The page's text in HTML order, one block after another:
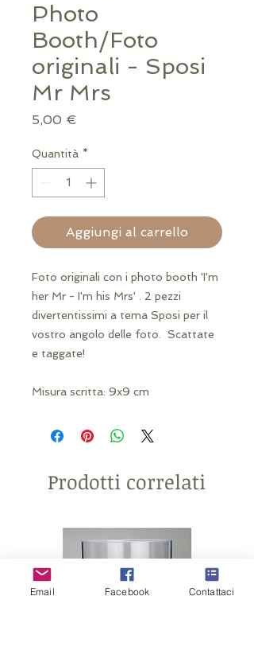
Photo
Booth/Foto
originali - Sposi
Mr Mrs
5,00 €
Quantità *
Aggiungi al carrello
Foto originali con i photo booth 'I'm
her Mr - I'm his Mrs' . 2 pezzi
divertentissimi a tema Sposi per il
vostro angolo delle foto. Scattate
e taggate!
Misura scritta: 9x9 cm
Prodotti correlati
Email Facebook Contattaci